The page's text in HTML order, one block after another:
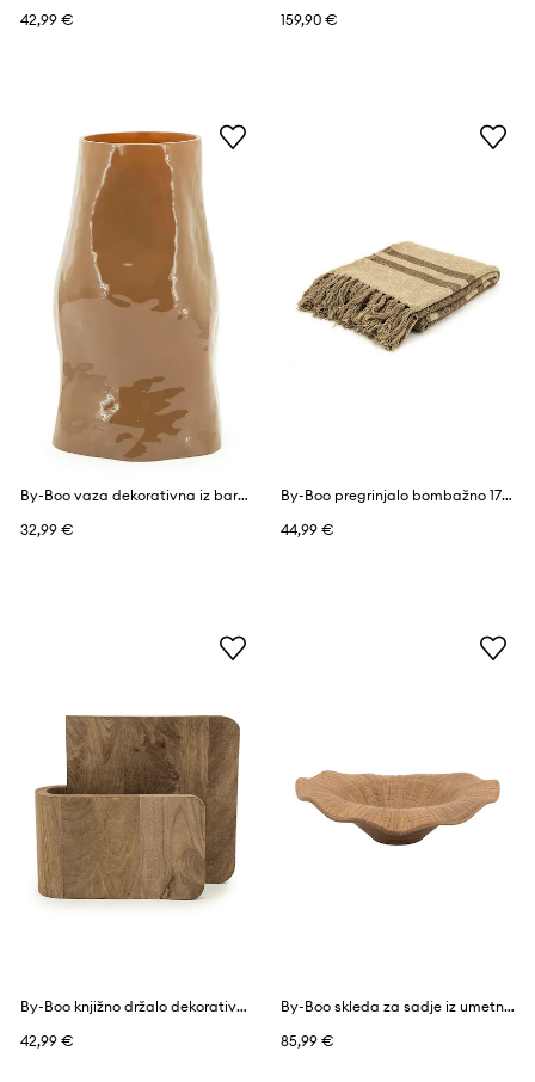
42,99 €
159,90 €
By-Boo vaza dekorativna iz barvanega stekla 18 x 18 x 30 cm
32,99 €
By-Boo pregrinjalo bombažno 170 x 130 cm
44,99 €
By-Boo knjižno držalo dekorativno iz mangovega lesa 29 x 8 x 25 cm
42,99 €
By-Boo skleda za sadje iz umetne mase 45,5 x 45 x 13 cm
85,99 €